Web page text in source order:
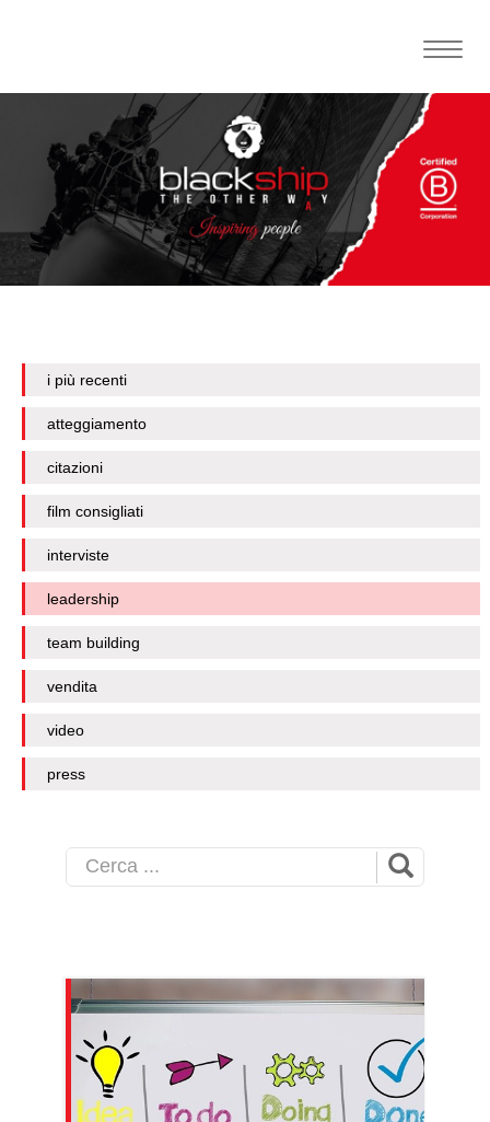
Toggle
i più recenti
atteggiamento
citazioni
film consigliati
interviste
leadership
team building
vendita
video
press